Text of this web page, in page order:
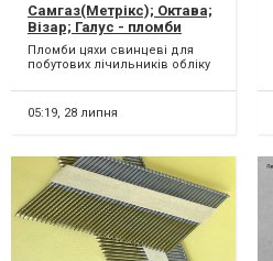
Самгаз(Метрікс); Октава;
Візар; Галус - пломби
цвяхи свинцеві для
побутових лічильників
Пломби цяхи свинцеві для
побутових лічильників обліку
ніжки; висота за...
05:19, 28 липня